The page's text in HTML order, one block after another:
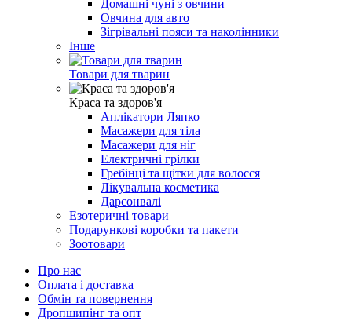
Домашні чуні з овчини
Овчина для авто
Зігрівальні пояси та наколінники
Інше
Товари для тварин
Краса та здоров'я
Аплікатори Ляпко
Масажери для тіла
Масажери для ніг
Електричні грілки
Гребінці та щітки для волосся
Лікувальна косметика
Дарсонвалі
Езотеричні товари
Подарункові коробки та пакети
Зоотовари
Про нас
Оплата і доставка
Обмін та повернення
Дропшипінг та опт